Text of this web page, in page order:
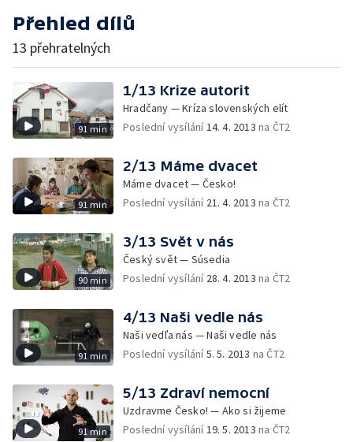
Přehled dílů
13 přehratelných
91 min
1/13 Krize autorit
Hradčany — Kríza slovenských elít
Poslední vysílání14. 4. 2013 na ČT2
91 min
2/13 Máme dvacet
Máme dvacet — Česko!
Poslední vysílání 21. 4. 2013 na ČT2
90 min
3/13 Svět v nás
Český svět — Súsedia
Poslední vysílání 28. 4. 2013 na ČT2
91 min
4/13 Naši vedle nás
Naši vedľa nás — Naši vedle nás
Poslední vysílání5. 5. 2013 na ČT2
91 min
5/13 Zdraví nemocní
Uzdravme Česko! — Ako si žijeme
Poslední vysílání19. 5. 2013 na ČT2